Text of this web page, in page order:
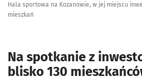
Hala sportowa na Kozanowie, w jej miejscu
mieszkań
Na spotkanie z
blisko 130